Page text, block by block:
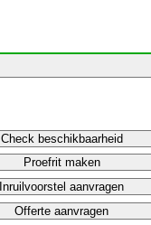
Check beschikbaarheid
Proefrit maken
Inruilvoorstel aanvragen
Offerte aanvragen